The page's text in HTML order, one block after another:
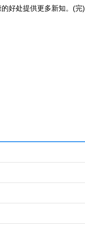
好处提供更多新知。(完)